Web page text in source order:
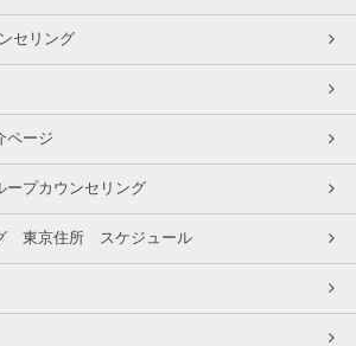
セリング
ページ
ープカウンセリング
東京住所 スケジュール